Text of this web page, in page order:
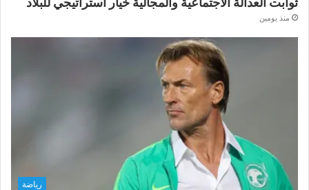
منذ يومين
رياضة